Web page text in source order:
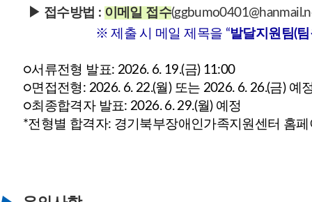
▶ 접수방법 : 이메일 접수
※ 제출 시 메일 제목을 “발달지원팀(
○서류전형 발표: 2026. 6. 19.(금) 11:00
○면접전형: 2026. 6. 22.(월) 또는 2026. 6. 26.(금) 예
○최종합격자 발표: 2026. 6. 29.(월) 예정
*전형별 합격자: 경기북부장애인가족지원센터 홈